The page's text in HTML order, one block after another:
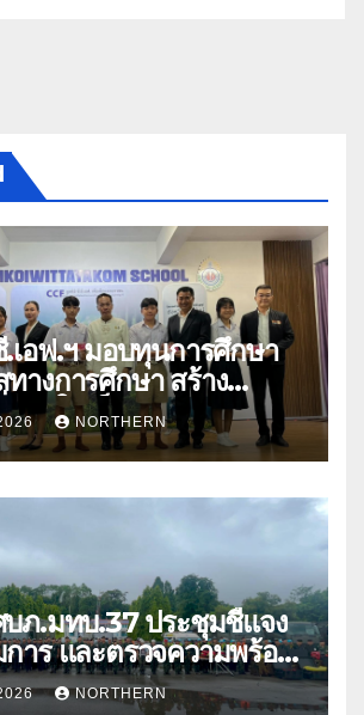
เอฟ.ฯ มอบทุนการศึกษา
ทางการศึกษา สร้าง
คงให้เด็กและเยาวชน
NORTHERN
ภ.มทบ.37 ประชุมชี้แจง
การ และตรวจความพร้อม
รเทาสาธารณภัย
NORTHERN